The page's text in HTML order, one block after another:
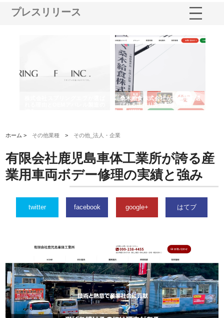
プレスリリース
桑木給食株式会社が福山市で選
ばれる手作り弁当配達の理由
ホーム > その他業種 > その他_法人・企業
有限会社鹿児島車体工業所が誇る産
業用車両ボデー修理の実績と強み
twitter facebook google+ はてブ